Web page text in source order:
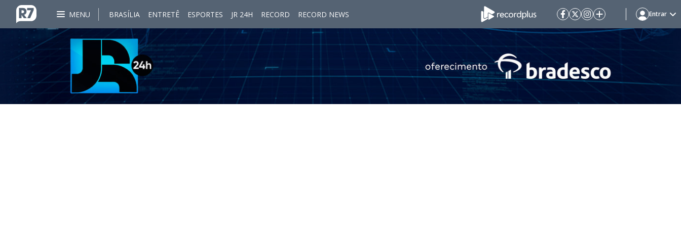
MENU BRASÍLIA ENTRETÊ ESPORTES JR 24H RECORD RECORD NEWS Entrar